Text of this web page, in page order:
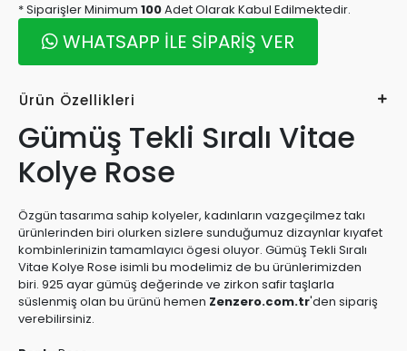
* Siparişler Minimum 100Adet Olarak Kabul Edilmektedir.
WHATSAPP İLE SİPARİŞ VER
Ürün Özellikleri
Gümüş Tekli Sıralı Vitae
Kolye Rose
Özgün tasarıma sahip kolyeler, kadınların vazgeçilmez takı
ürünlerinden biri olurken sizlere sunduğumuz dizaynlar kıyafet
kombinlerinizin tamamlayıcı ögesi oluyor. Gümüş Tekli Sıralı
Vitae Kolye Rose isimli bu modelimiz de bu ürünlerimizden
biri. 925 ayar gümüş değerinde ve zirkon safir taşlarla
süslenmiş olan bu ürünü hemen Zenzero.com.tr'den sipariş
verebilirsiniz.